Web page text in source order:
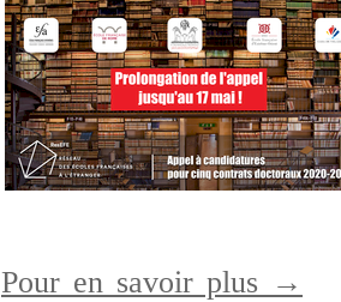
Pour en savoir plus →